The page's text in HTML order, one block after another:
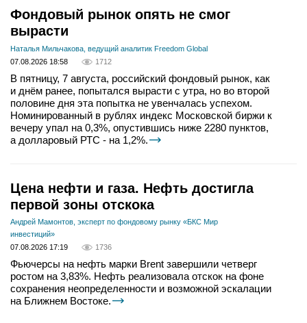
Фондовый рынок опять не смог
вырасти
Наталья Мильчакова, ведущий аналитик Freedom Global
07.08.2026 18:58
1712
В пятницу, 7 августа, российский фондовый рынок, как
и днём ранее, попытался вырасти с утра, но во второй
половине дня эта попытка не увенчалась успехом.
Номинированный в рублях индекс Московской биржи к
вечеру упал на 0,3%, опустившись ниже 2280 пунктов,
а долларовый РТС - на 1,2%.
Цена нефти и газа. Нефть достигла
первой зоны отскока
Андрей Мамонтов, эксперт по фондовому рынку «БКС Мир
инвестиций»
07.08.2026 17:19
1736
Фьючерсы на нефть марки Brent завершили четверг
ростом на 3,83%. Нефть реализовала отскок на фоне
сохранения неопределенности и возможной эскалации
на Ближнем Востоке.